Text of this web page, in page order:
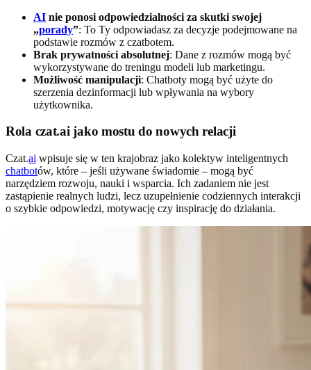
AI nie ponosi odpowiedzialności za skutki swojej
„porady”: To Ty odpowiadasz za decyzje podejmowane na
podstawie rozmów z czatbotem.
Brak prywatności absolutnej: Dane z rozmów mogą być
wykorzystywane do treningu modeli lub marketingu.
Możliwość manipulacji: Chatboty mogą być użyte do
szerzenia dezinformacji lub wpływania na wybory
użytkownika.
Rola czat.ai jako mostu do nowych relacji
Czat.ai wpisuje się w ten krajobraz jako kolektyw inteligentnych
chatbotów, które – jeśli używane świadomie – mogą być
narzędziem rozwoju, nauki i wsparcia. Ich zadaniem nie jest
zastąpienie realnych ludzi, lecz uzupełnienie codziennych interakcji
o szybkie odpowiedzi, motywację czy inspirację do działania.